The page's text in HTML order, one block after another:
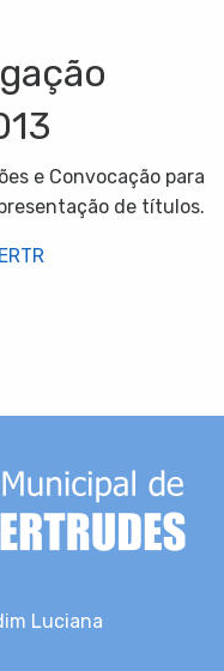
e Convocação para
de títulos.
Luciana